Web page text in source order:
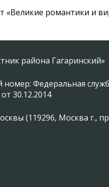
«Великие романтики и
района Гагаринский»
Федеральная
30.12.2014
(119296, Москва г.,